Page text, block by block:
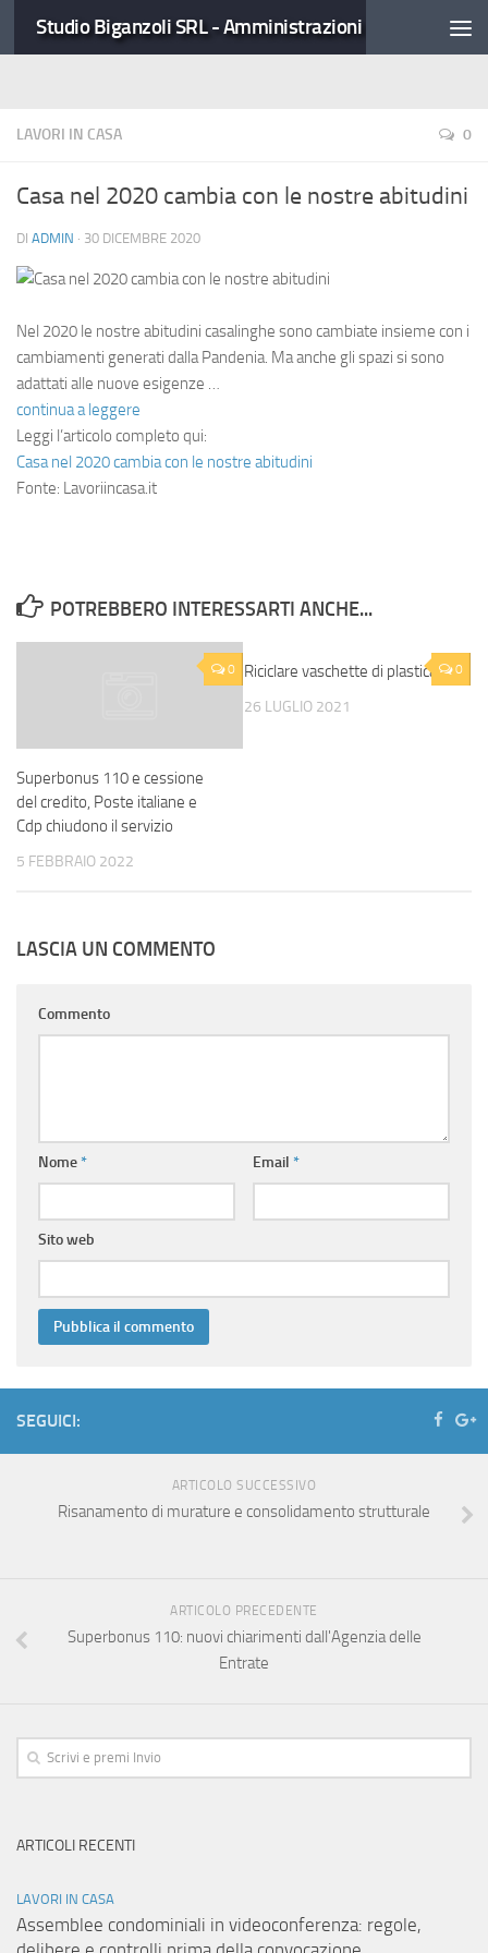
LAVORI IN CASA 0
Casa nel 2020 cambia con le nostre abitudini
DI ADMIN · 30 DICEMBRE 2020
Nel 2020 le nostre abitudini casalinghe sono cambiate insieme con i
cambiamenti generati dalla Pandenia. Ma anche gli spazi si sono
adattati alle nuove esigenze …
continua a leggere
Leggi l’articolo completo qui:
Casa nel 2020 cambia con le nostre abitudini
Fonte: Lavoriincasa.it
POTREBBERO INTERESSARTI ANCHE...
0
Superbonus 110 e cessione
del credito, Poste italiane e
Cdp chiudono il servizio
5 FEBBRAIO 2022
0
Riciclare vaschette di plastica
26 LUGLIO 2021
LASCIA UN COMMENTO
Commento
Nome* Email *
Sito web
SEGUICI:
ARTICOLO SUCCESSIVO
Risanamento di murature e consolidamento strutturale
ARTICOLO PRECEDENTE
Superbonus 110: nuovi chiarimenti dall'Agenzia delle
Entrate
ARTICOLI RECENTI
LAVORI IN CASA
Assemblee condominiali in videoconferenza: regole,